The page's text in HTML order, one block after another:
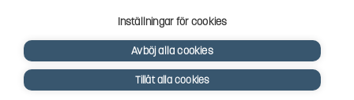
Inställningar för cookies
Avböj alla cookies
Tillåt alla cookies